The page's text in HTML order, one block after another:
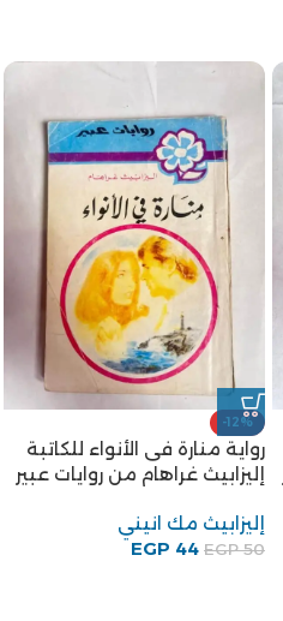
-12%
رواية منارة فى الأنواء للكاتبة
إليزابيث غراهام من روايات عبير
إليزابيث مك انيني
EGP50
EGP 44